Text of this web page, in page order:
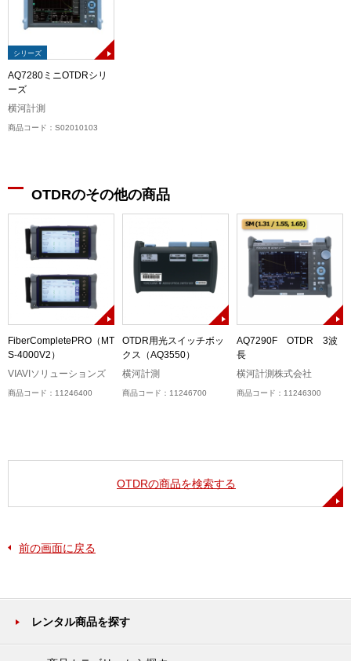
シリーズ
AQ7280ミニOTDRシリ
ーズ
横河計測
商品コード：S02010103
OTDRのその他の商品
FiberCompletePRO（MT
S-4000V2）
VIAVIソリューションズ
商品コード：11246400
OTDR用光スイッチボッ
クス（AQ3550）
横河計測
商品コード：11246700
AQ7290F OTDR 3波
長
横河計測株式会社
商品コード：11246300
OTDRの商品を検索する
前の画面に戻る
レンタル商品を探す